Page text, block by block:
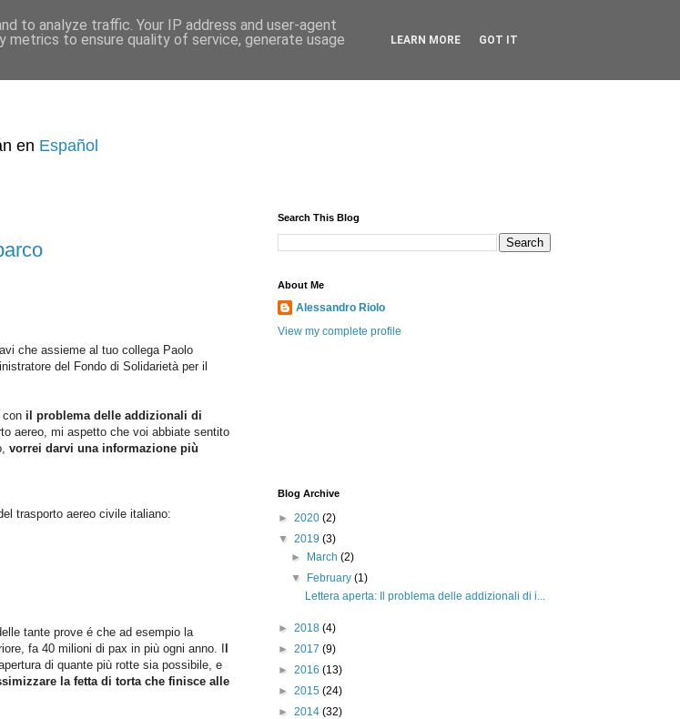
en Español
che assieme al tuo collega Paolo
del Fondo di Solidarietà per il
con il problema delle addizionali di
aereo, mi aspetto che voi abbiate sentito
vorrei darvi una informazione più
trasporto aereo civile italiano:
tante prove é che ad esempio la
fa 40 milioni di pax in più ogni anno. I
di quante più rotte sia possibile, e
la fetta di torta che finisce alle
Search This Blog
About Me
Alessandro Riolo
View my complete profile
Blog Archive
► 2020 (2)
▼ 2019 (3)
►
March(2)
▼
February(1)
Lettera aperta: Il problema delle addizionali di i...
► 2018 (4)
► 2017 (9)
► 2016 (13)
► 2015 (24)
► 2014 (32)
to analyze traffic. Your IP address and user-agent
metrics to ensure quality of service, generate usage
LEARN MORE GOT IT